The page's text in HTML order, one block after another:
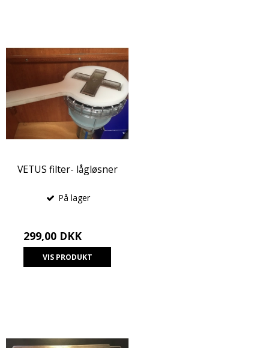
VETUS filter- lågløsner
På lager
299,00 DKK
VIS PRODUKT